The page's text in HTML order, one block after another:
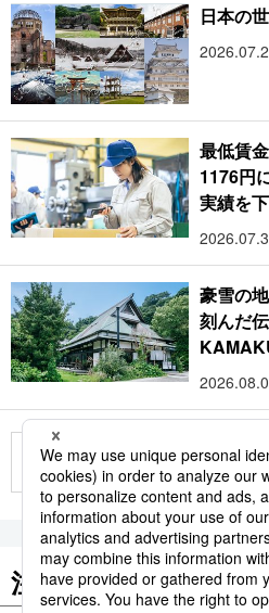
日本の
最低賃
1176円
実績を
豪雪の
刻んだ
もっと見る
注目のキーワード